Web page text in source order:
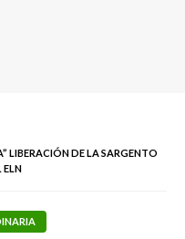
LIBERACIÓN DE LA SARGENTO
ELN